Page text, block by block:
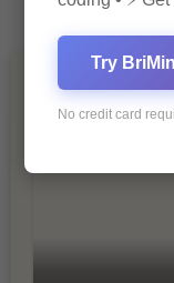
You Missed
Try
No credit card